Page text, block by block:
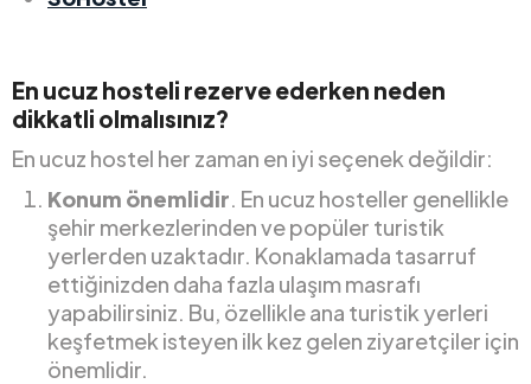
En ucuz hosteli rezerve ederken neden
dikkatli olmalısınız?
En ucuz hostel her zaman en iyi seçenek değildir:
Konum önemlidir. En ucuz hosteller genellikle
şehir merkezlerinden ve popüler turistik
yerlerden uzaktadır. Konaklamada tasarruf
ettiğinizden daha fazla ulaşım masrafı
yapabilirsiniz. Bu, özellikle ana turistik yerleri
keşfetmek isteyen ilk kez gelen ziyaretçiler için
önemlidir.